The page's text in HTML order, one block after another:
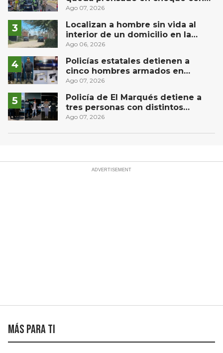
materialista en San Juan del Río
Ago 07, 2026
Localizan a hombre sin vida al
interior de un domicilio en la
comunidad El Rodeo, San Juan del
Ago 06, 2026
Policías estatales detienen a
cinco hombres armados en
Puebla capital
Ago 07, 2026
Policía de El Marqués detiene a
tres personas con distintos
narcóticos
Ago 07, 2026
Más para ti